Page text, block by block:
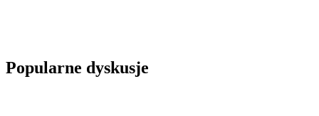
Popularne dyskusje